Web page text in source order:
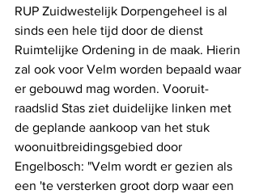
RUP Zuidwestelijk Dorpengeheel is al
sinds een hele tijd door de dienst
Ruimtelijke Ordening in de maak. Hierin
zal ook voor Velm worden bepaald waar
er gebouwd mag worden. Vooruit-
raadslid Stas ziet duidelijke linken met
de geplande aankoop van het stuk
woonuitbreidingsgebied door
Engelbosch: "Velm wordt er gezien als
een 'te versterken groot dorp waar een